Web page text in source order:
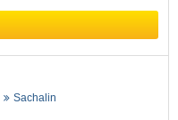
Sachalin